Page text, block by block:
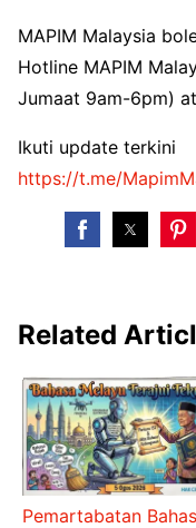
MAPIM Malaysia
Hotline MAPIM
Jumaat 9am-6pm)
Ikuti update terkini
https://t.me/
Related
Pemartabatan